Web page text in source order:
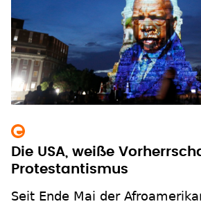
Die USA, weiße
Protestantismus
Seit Ende Mai der